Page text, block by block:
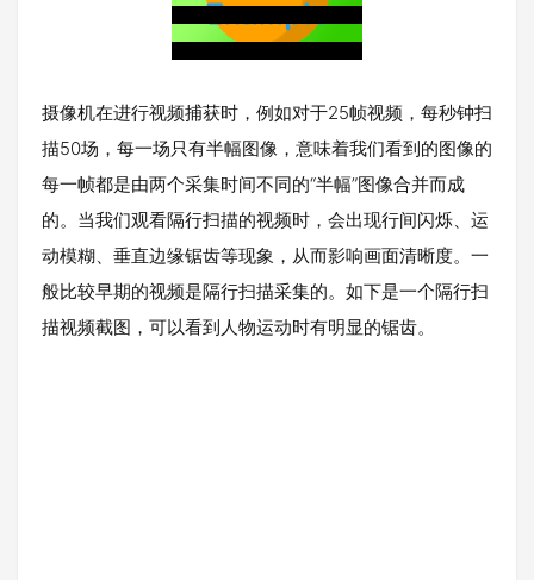
摄像机在进行视频捕获时，例如对于25帧视频，每秒钟扫
描50场，每一场只有半幅图像，意味着我们看到的图像的
每一帧都是由两个采集时间不同的“半幅”图像合并而成
的。当我们观看隔行扫描的视频时，会出现行间闪烁、运
动模糊、垂直边缘锯齿等现象，从而影响画面清晰度。一
般比较早期的视频是隔行扫描采集的。如下是一个隔行扫
描视频截图，可以看到人物运动时有明显的锯齿。